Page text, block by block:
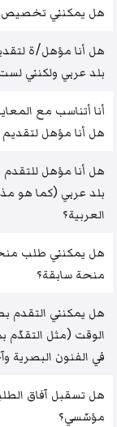
هل يمكنني تخصيص
هل أنا مؤهل/ة
بلد عربي ولكنني
أنا أتناسب مع
هل أنا مؤهل
هل أنا مؤهل
بلد عربي (كما هو
العربية؟
هل يمكنني طلب
منحة سابقة؟
هل يمكنني التقدم
الوقت (مثل التقدّم
في الفنون البصرية
هل تسقبل آفاق
مؤسّسي؟